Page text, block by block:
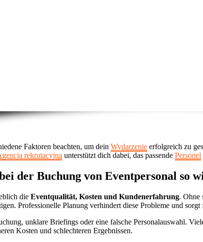
Faktoren beachten, um deinWydarzenie erfolgreich zu
rekrutacyjna unterstützt dich dabei, das passendePersonel
der Buchung von Eventpersonal so
dieEventqualität, Kosten und Kundenerfahrung. Ohne
Professionelle Planung verhindert diese Probleme und
unklare Briefings oder eine falsche Personalauswahl.
Kosten und schlechteren Ergebnissen.